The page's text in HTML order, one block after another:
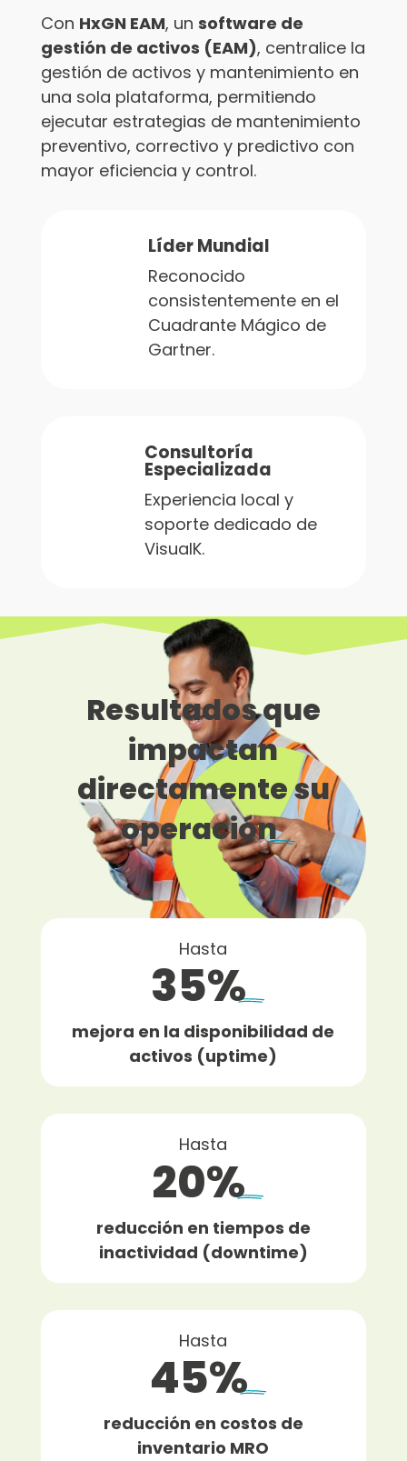
Con HxGN EAM, un software de
gestión de activos (EAM), centralice la
gestión de activos y mantenimiento en
una sola plataforma, permitiendo
ejecutar estrategias de mantenimiento
preventivo, correctivo y predictivo con
mayor eficiencia y control.
Líder Mundial
Reconocido
consistentemente en el
Cuadrante Mágico de
Gartner.
Consultoría
Especializada
Experiencia local y
soporte dedicado de
VisualK.
Resultados que
impactan
directamente su
operación
Hasta
35%
mejora en la disponibilidad de
activos (uptime)
Hasta
20%
reducción en tiempos de
inactividad (downtime)
Hasta
45%
reducción en costos de
inventario MRO